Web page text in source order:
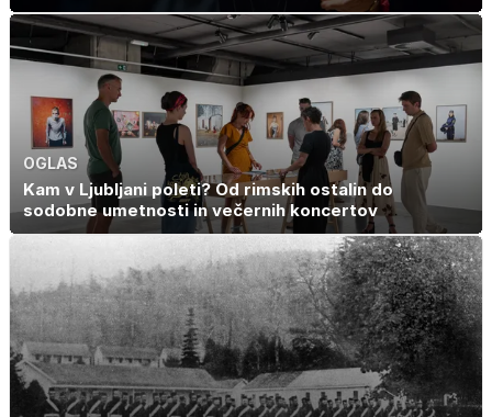
OGLAS
Kam v Ljubljani poleti? Od rimskih ostalin do
sodobne umetnosti in večernih koncertov